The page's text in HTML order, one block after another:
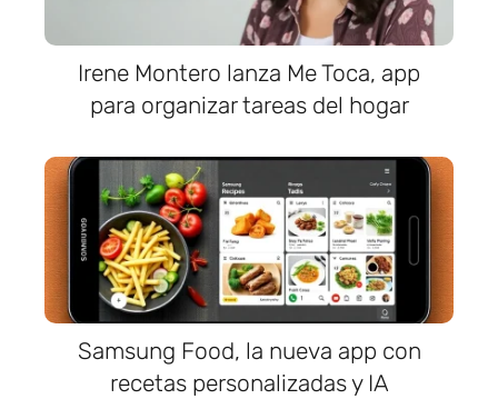
Irene Montero lanza Me Toca, app
para organizar tareas del hogar
Samsung Food, la nueva app con
recetas personalizadas y IA